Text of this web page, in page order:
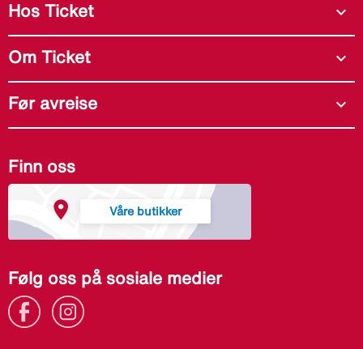
Hos Ticket expand_more
Om Ticket expand_more
Før avreise expand_more
Finn oss
Våre butikker
Følg oss på sosiale medier